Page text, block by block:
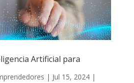
Artificial para
| Jul 15, 2024|